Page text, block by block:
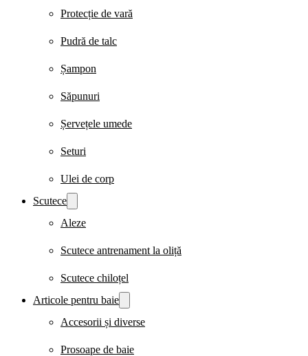
Protecție de vară
Pudră de talc
Șampon
Săpunuri
Șervețele umede
Seturi
Ulei de corp
Scutece
Aleze
Scutece antrenament la oliță
Scutece chiloțel
Articole pentru baie
Accesorii și diverse
Prosoape de baie